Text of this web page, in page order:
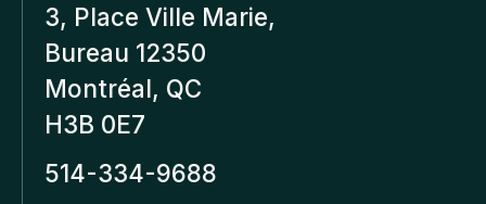
3, Place Ville Marie,
Bureau 12350
Montréal, QC
H3B 0E7
514-334-9688